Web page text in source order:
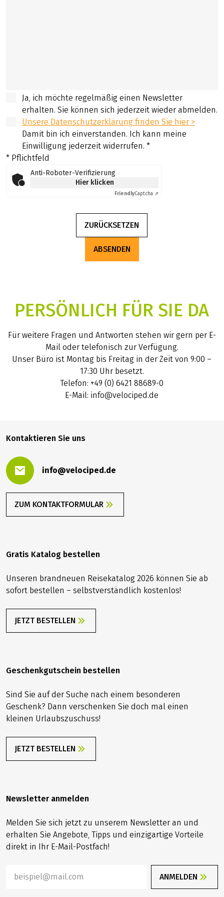
Ja, ich möchte regelmäßig einen Newsletter
erhalten. Sie können sich jederzeit wieder abmelden.
Unsere Datenschutzerklärung finden Sie hier >
Damit bin ich einverstanden. Ich kann meine
Einwilligung jederzeit widerrufen. *
* Pflichtfeld
Anti-Roboter-Verifizierung
Hier klicken
FriendlyCaptcha ⇗
ZURÜCKSETZEN
ABSENDEN
PERSÖNLICH FÜR SIE DA
Für weitere Fragen und Antworten stehen wir gern per E-
Mail oder telefonisch zur Verfügung.
Unser Büro ist Montag bis Freitag in der Zeit von 9:00 –
17:30 Uhr besetzt.
Telefon: +49 (0) 6421 88689-0
E-Mail: info@velociped.de
Kontaktieren Sie uns
info@velociped.de
ZUM KONTAKTFORMULAR
Gratis Katalog bestellen
Unseren brandneuen Reisekatalog 2026 können Sie ab
sofort bestellen – selbstverständlich kostenlos!
JETZT BESTELLEN
Geschenkgutschein bestellen
Sind Sie auf der Suche nach einem besonderen
Geschenk? Dann verschenken Sie doch mal einen
kleinen Urlaubszuschuss!
JETZT BESTELLEN
Newsletter anmelden
Melden Sie sich jetzt zu unserem Newsletter an und
erhalten Sie Angebote, Tipps und einzigartige Vorteile
direkt in Ihr E-Mail-Postfach!
ANMELDEN